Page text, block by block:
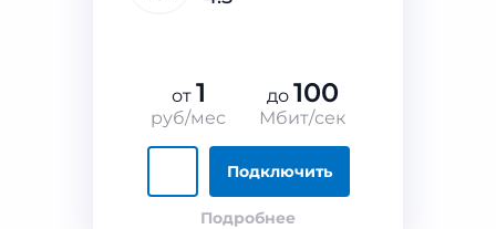
от 1
руб/мес
до 100
Мбит/сек
Подключить
Подробнее